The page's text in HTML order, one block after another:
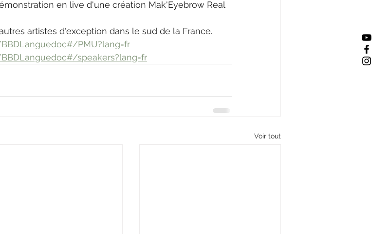
en live d'une création Mak'Eyebrow Real
artistes d'exception dans le sud de la France.
PMU?lang=fr
speakers?lang=fr
Voir tout